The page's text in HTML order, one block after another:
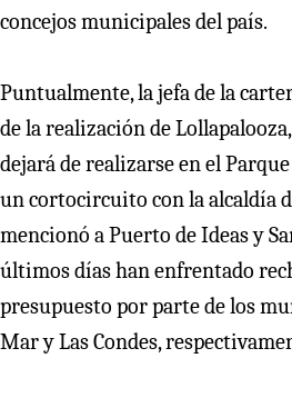
concejos municipales del país.
Puntualmente, la jefa de la
de la realización de
dejará de realizarse en el
un cortocircuito con la alcaldía
mencionó a Puerto de Ideas y
últimos días han enfrentado
presupuesto por parte de los
Mar y Las Condes,